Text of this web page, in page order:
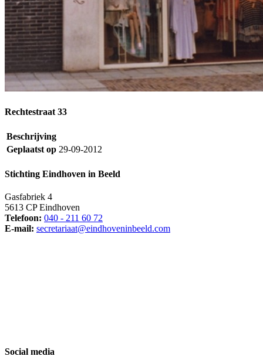
Rechtestraat 33
Beschrijving
Geplaatst op 29-09-2012
Stichting Eindhoven in Beeld
Gasfabriek 4
5613 CP Eindhoven
Telefoon: 040 - 211 60 72
E-mail: secretariaat@eindhoveninbeeld.com
Social media